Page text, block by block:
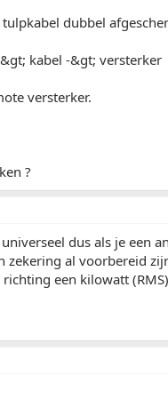
dubbel
kabel -&gt; versterker
versterker.
?
dus als je een
zekering al voorbereid
een kilowatt